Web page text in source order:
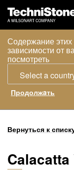
Содержание этих
зависимости от
посмотреть
Select a
Вернуться к